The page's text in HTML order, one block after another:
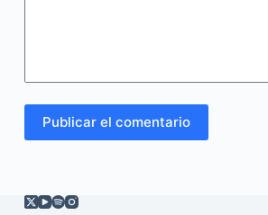
Publicar el comentario